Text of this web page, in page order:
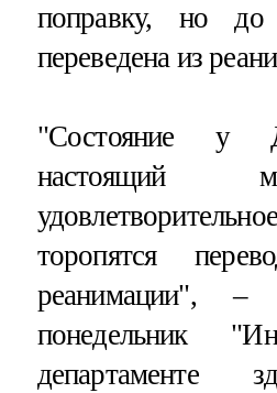
поправку, но
переведена из
"Состояние у
настоящий
торопятся
реанимации",
понедельник
департаменте